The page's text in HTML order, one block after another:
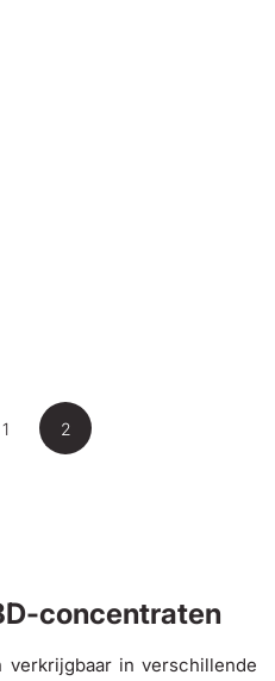
1 2
concentraten
verkrijgbaar in verschillende